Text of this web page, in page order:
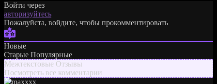
Войти через
авторизуйтесь
Пожалуйста, войдите, чтобы прокомментировать
Новые
Старые Популярные
Межтекстовые Отзывы
Посмотреть все комментарии